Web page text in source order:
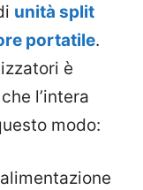
unità split
portatile.
è
l’intera
modo: